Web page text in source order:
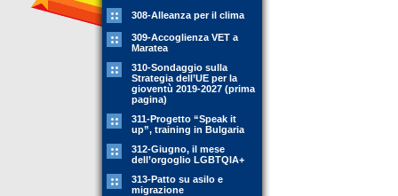
308-Alleanza per il clima
309-Accoglienza VET a
Maratea
310-Sondaggio sulla
Strategia dell’UE per la
gioventù 2019-2027 (prima
pagina)
311-Progetto “Speak it
up”, training in Bulgaria
312-Giugno, il mese
dell’orgoglio LGBTQIA+
313-Patto su asilo e
migrazione